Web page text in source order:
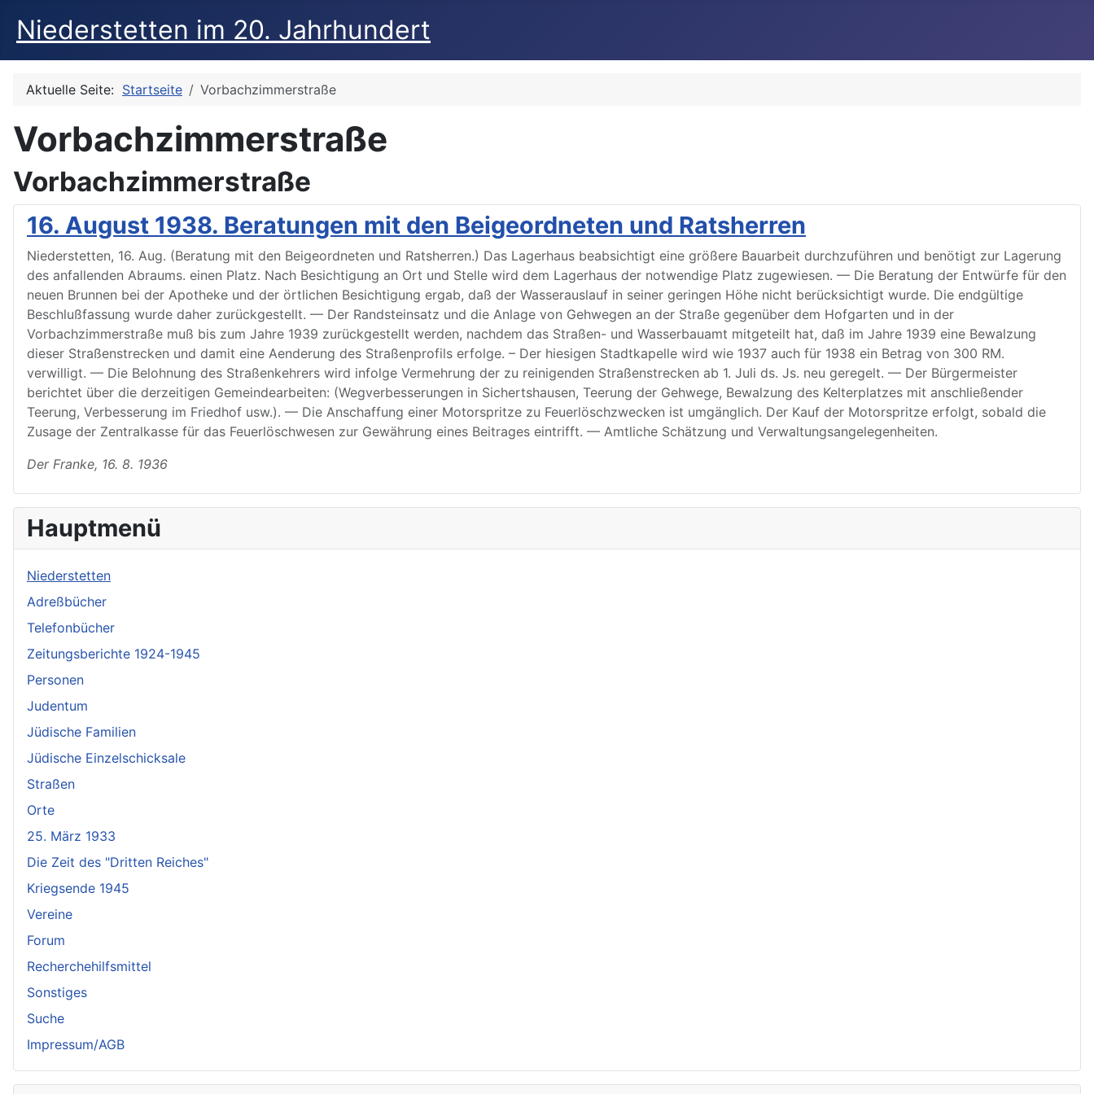
Niederstetten im 20. Jahrhundert
Aktuelle Seite: Startseite Vorbachzimmerstraße
Vorbachzimmerstraße
Vorbachzimmerstraße
16. August 1938. Beratungen mit den Beigeordneten und Ratsherren
Niederstetten, 16. Aug. (Beratung mit den Beigeordneten und Ratsherren.) Das Lagerhaus beabsichtigt eine größere Bauarbeit durchzuführen und benötigt zur Lagerung
des anfallenden Abraums. einen Platz. Nach Besichtigung an Ort und Stelle wird dem Lagerhaus der notwendige Platz zugewiesen. — Die Beratung der Entwürfe für den
neuen Brunnen bei der Apotheke und der örtlichen Besichtigung ergab, daß der Wasserauslauf in seiner geringen Höhe nicht berücksichtigt wurde. Die endgültige
Beschlußfassung wurde daher zurückgestellt. — Der Randsteinsatz und die Anlage von Gehwegen an der Straße gegenüber dem Hofgarten und in der
Vorbachzimmerstraße muß bis zum Jahre 1939 zurückgestellt werden, nachdem das Straßen- und Wasserbauamt mitgeteilt hat, daß im Jahre 1939 eine Bewalzung
dieser Straßenstrecken und damit eine Aenderung des Straßenprofils erfolge. – Der hiesigen Stadtkapelle wird wie 1937 auch für 1938 ein Betrag von 300 RM.
verwilligt. — Die Belohnung des Straßenkehrers wird infolge Vermehrung der zu reinigenden Straßenstrecken ab 1. Juli ds. Js. neu geregelt. — Der Bürgermeister
berichtet über die derzeitigen Gemeindearbeiten: (Wegverbesserungen in Sichertshausen, Teerung der Gehwege, Bewalzung des Kelterplatzes mit anschließender
Teerung, Verbesserung im Friedhof usw.). — Die Anschaffung einer Motorspritze zu Feuerlöschzwecken ist umgänglich. Der Kauf der Motorspritze erfolgt, sobald die
Zusage der Zentralkasse für das Feuerlöschwesen zur Gewährung eines Beitrages eintrifft. — Amtliche Schätzung und Verwaltungsangelegenheiten.
Der Franke, 16. 8. 1936
Hauptmenü
Niederstetten
Adreßbücher
Telefonbücher
Zeitungsberichte 1924-1945
Personen
Judentum
Jüdische Familien
Jüdische Einzelschicksale
Straßen
Orte
25. März 1933
Die Zeit des "Dritten Reiches"
Kriegsende 1945
Vereine
Forum
Recherchehilfsmittel
Sonstiges
Suche
Impressum/AGB